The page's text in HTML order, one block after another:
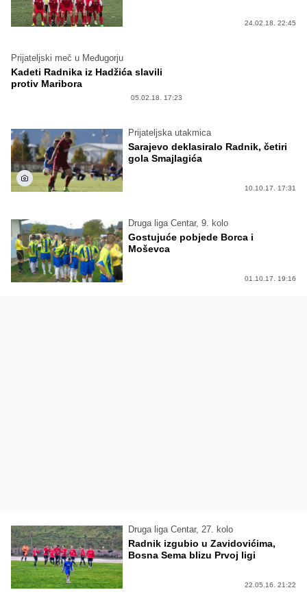
24.02.18. 22:45
Prijateljski meč u Međugorju
Kadeti Radnika iz Hadžića slavili
protiv Maribora
05.02.18. 17:23
Prijateljska utakmica
Sarajevo deklasiralo Radnik, četiri
gola Smajlagića
10.10.17. 17:31
Druga liga Centar, 9. kolo
Gostujuće pobjede Borca i
Moševca
01.10.17. 19:16
Druga liga Centar, 27. kolo
Radnik izgubio u Zavidovićima,
Bosna Sema blizu Prvoj ligi
22.05.16. 21:22